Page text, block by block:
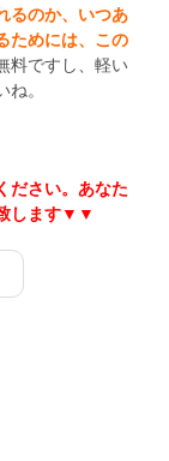
るのか、いつあ
ためには、この
料ですし、軽い
。
ださい。あなた
します▼▼